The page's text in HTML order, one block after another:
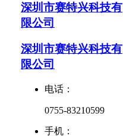
深圳市赛特兴科技有
限公司
深圳市赛特兴科技有
限公司
电话：
0755-83210599
手机：